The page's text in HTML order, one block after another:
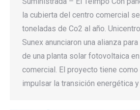
la cubierta del centro comercial
toneladas de Co2 al año.
Sunex anunciaron una alianza
de una planta solar fotovoltaica
comercial. El proyecto tiene
impulsar la transición energética y